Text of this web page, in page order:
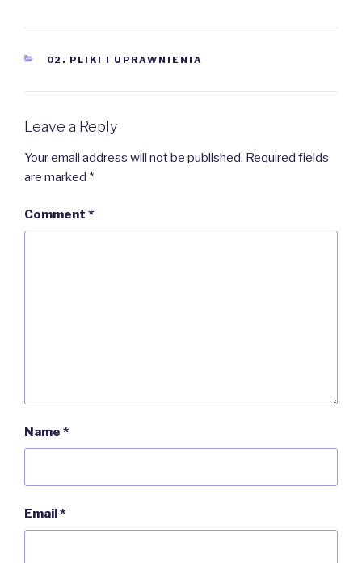
CATEGORIES
02. PLIKI I UPRAWNIENIA
Leave a Reply
Your email address will not be published. Required fields
are marked *
Comment *
Name *
Email*